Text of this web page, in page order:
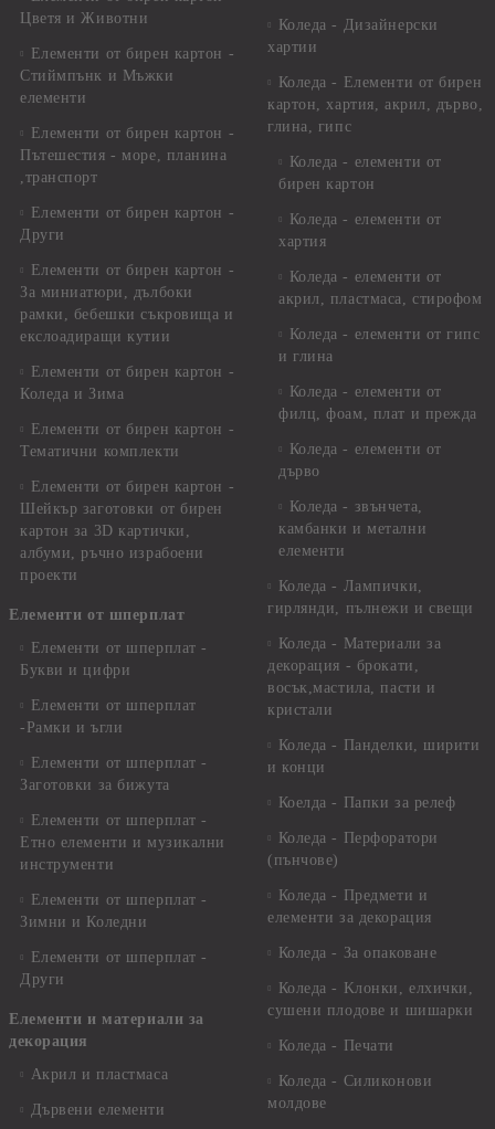
Цветя и Животни
Елементи от бирен картон -
Стиймпънк и Мъжки
елементи
Елементи от бирен картон -
Пътешестия - море, планина
,транспорт
Елементи от бирен картон -
Други
Елементи от бирен картон -
За миниатюри, дълбоки
рамки, бебешки съкровища и
екслоадиращи кутии
Елементи от бирен картон -
Коледа и Зима
Елементи от бирен картон -
Тематични комплекти
Елементи от бирен картон -
Шейкър заготовки от бирен
картон за 3D картички,
албуми, ръчно израбоени
проекти
Елементи от шперплат
Елементи от шперплат -
Букви и цифри
Елементи от шперплат
-Рамки и ъгли
Елементи от шперплат -
Заготовки за бижута
Елементи от шперплат -
Етно елементи и музикални
инструменти
Елементи от шперплат -
Зимни и Коледни
Елементи от шперплат -
Други
Елементи и материали за
декорация
Акрил и пластмаса
Дървени елементи
Коледа - Дизайнерски
хартии
Коледа - Eлементи от бирен
картон, хартия, акрил, дърво,
глина, гипс
Коледа - елементи от
бирен картон
Коледа - елементи от
хартия
Коледа - елементи от
акрил, пластмаса, стирофом
Коледа - елементи от гипс
и глина
Коледа - елементи от
филц, фоам, плат и прежда
Коледа - елементи от
дърво
Коледа - звънчета,
камбанки и метални
елементи
Коледа - Лампички,
гирлянди, пълнежи и свещи
Коледа - Материали за
декорация - брокати,
восък,мастила, пасти и
кристали
Коледа - Панделки, ширити
и конци
Коелда - Папки за релеф
Коледа - Перфоратори
(пънчове)
Коледа - Предмети и
елементи за декорация
Коледа - За опаковане
Коледа - Kлонки, елхички,
сушени плодове и шишарки
Коледа - Печати
Коледа - Силиконови
молдове